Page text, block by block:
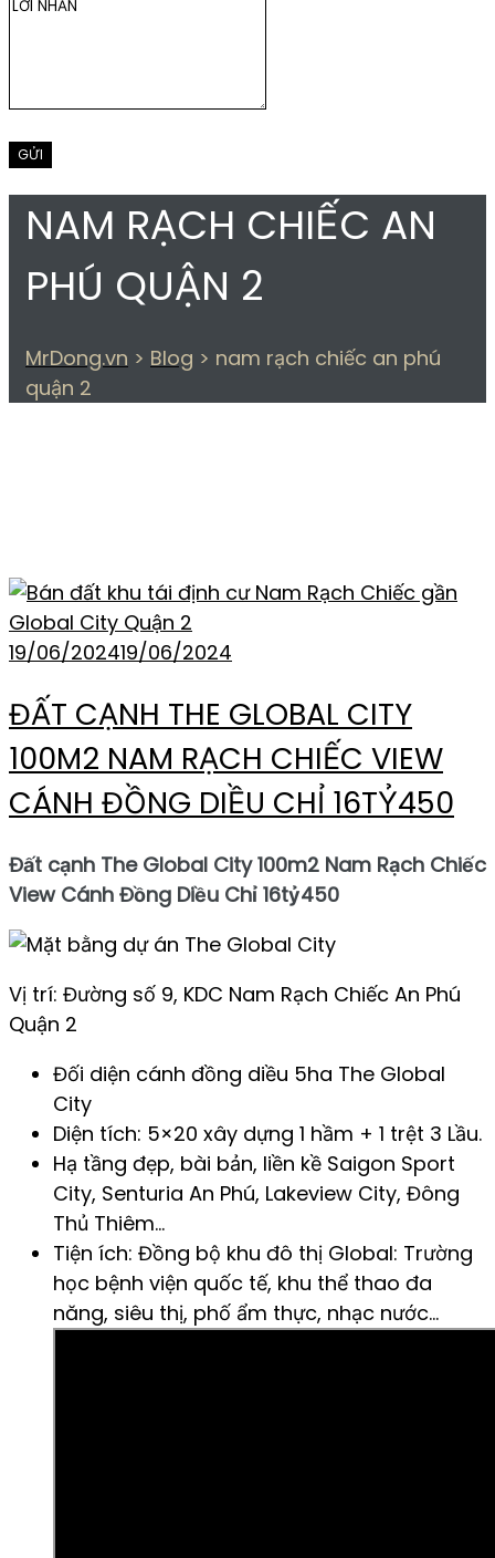
NAM RẠCH CHIẾC AN
PHÚ QUẬN 2
MrDong.vn > Blog > nam rạch chiếc an phú
quận 2
19/06/202419/06/2024
ĐẤT CẠNH THE GLOBAL CITY
100M2 NAM RẠCH CHIẾC VIEW
CÁNH ĐỒNG DIỀU CHỈ 16TỶ450
Đất cạnh The Global City 100m2 Nam Rạch Chiếc
View Cánh Đồng Diều Chỉ 16tỷ450
Vị trí: Đường số 9, KDC Nam Rạch Chiếc An Phú
Quận 2
Đối diện cánh đồng diều 5ha The Global
City
Diện tích: 5×20 xây dựng 1 hầm + 1 trệt 3 Lầu.
Hạ tầng đẹp, bài bản, liền kề Saigon Sport
City, Senturia An Phú, Lakeview City, Đông
Thủ Thiêm…
Tiện ích: Đồng bộ khu đô thị Global: Trường
học bệnh viện quốc tế, khu thể thao đa
năng, siêu thị, phố ẩm thực, nhạc nước…